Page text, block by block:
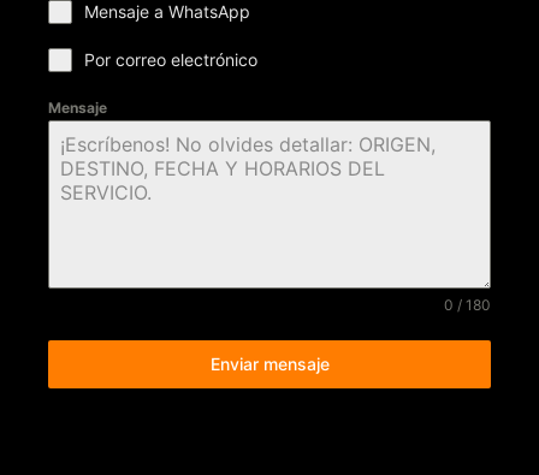
Mensaje a WhatsApp
Por correo electrónico
Mensaje
0 / 180
Enviar mensaje